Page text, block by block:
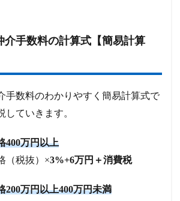
介手数料の計算式【簡易計算
手数料のわかりやすく簡易計算式で
していきます。
400万円以上
（税抜）×3%+6万円＋消費税
万円以上400万円未満